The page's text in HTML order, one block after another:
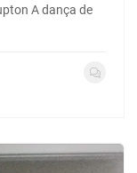
A dança de